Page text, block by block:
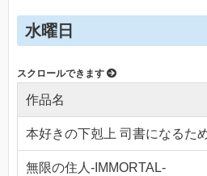
水曜日
作品名
本好きの下剋上 司書になるた
無限の住人-IMMORTAL-